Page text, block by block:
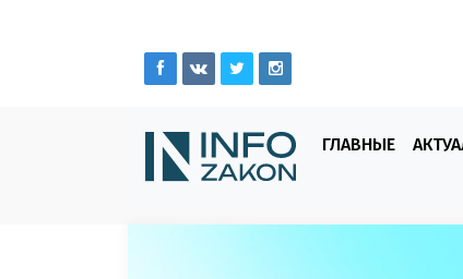
ГЛАВНЫЕ